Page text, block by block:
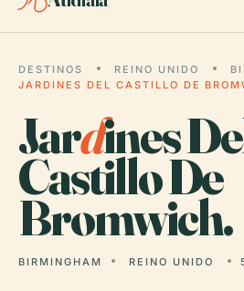
DESTINOS REINO UNIDO
JARDINES DEL CASTILLO DE
Jardines
Castillo De
Bromwich.
BIRMINGHAM REINO UNIDO